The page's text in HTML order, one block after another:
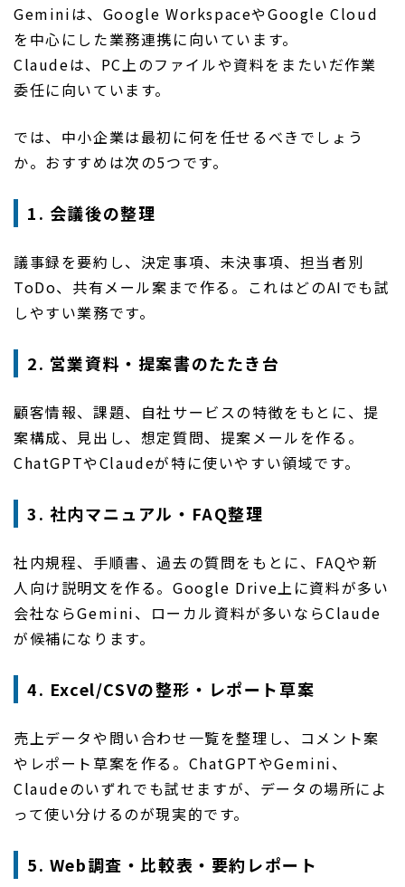
Geminiは、Google WorkspaceやGoogle Cloud
を中心にした業務連携に向いています。
Claudeは、PC上のファイルや資料をまたいだ作業
委任に向いています。
では、中小企業は最初に何を任せるべきでしょう
か。おすすめは次の5つです。
1. 会議後の整理
議事録を要約し、決定事項、未決事項、担当者別
ToDo、共有メール案まで作る。これはどのAIでも試
しやすい業務です。
2. 営業資料・提案書のたたき台
顧客情報、課題、自社サービスの特徴をもとに、提
案構成、見出し、想定質問、提案メールを作る。
ChatGPTやClaudeが特に使いやすい領域です。
3. 社内マニュアル・FAQ整理
社内規程、手順書、過去の質問をもとに、FAQや新
人向け説明文を作る。Google Drive上に資料が多い
会社ならGemini、ローカル資料が多いならClaude
が候補になります。
4. Excel/CSVの整形・レポート草案
売上データや問い合わせ一覧を整理し、コメント案
やレポート草案を作る。ChatGPTやGemini、
Claudeのいずれでも試せますが、データの場所によ
って使い分けるのが現実的です。
5. Web調査・比較表・要約レポート